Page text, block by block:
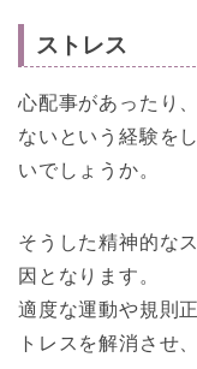
ストレス
心配事があったり
ないという経験を
いでしょうか。
そうした精神的な
因となります。
適度な運動や規則
トレスを解消させ